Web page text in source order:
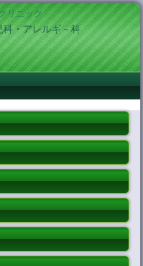
リニック
科・アレルギ－科